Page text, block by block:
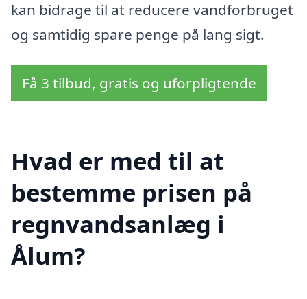
kan bidrage til at reducere vandforbruget
og samtidig spare penge på lang sigt.
Få 3 tilbud, gratis og uforpligtende
Hvad er med til at
bestemme prisen på
regnvandsanlæg i
Ålum?